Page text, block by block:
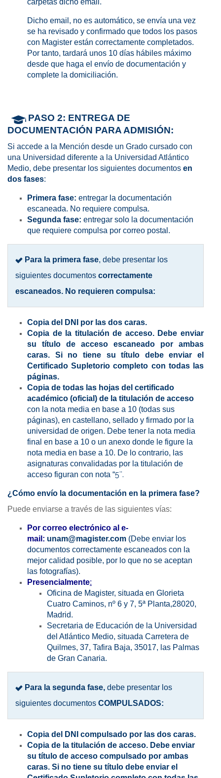
Dicho email, no es automático, se envía una vez
se ha revisado y confirmado que todos los pasos
con Magister están correctamente completados.
Por tanto, tardará unos 10 días hábiles máximo
desde que haga el envío de documentación y
complete la domiciliación.
PASO 2: ENTREGA DE
DOCUMENTACIÓN PARA ADMISIÓN:
Si accede a la Mención desde un Grado cursado con
una Universidad diferente a la Universidad Atlántico
Medio, debe presentar los siguientes documentos en
dos fases:
Primera fase: entregar la documentación
escaneada. No requiere compulsa.
Segunda fase: entregar solo la documentación
que requiere compulsa por correo postal.
Para la primera fase, debe presentar los
siguientes documentos correctamente
escaneados. No requieren compulsa:
Copia del DNI por las dos caras.
Copia de la titulación de acceso. Debe enviar
su título de acceso escaneado por ambas
caras. Si no tiene su título debe enviar el
Certificado Supletorio completo con todas las
páginas.
Copia de todas las hojas del certificado
académico (oficial) de la titulación de acceso
con la nota media en base a 10 (todas sus
páginas), en castellano, sellado y firmado por la
universidad de origen. Debe tener la nota media
final en base a 10 o un anexo donde le figure la
nota media en base a 10. De lo contrario, las
asignaturas convalidadas por la titulación de
acceso figuran con nota “5″.
¿Cómo envío la documentación en la primera fase?
Puede enviarse a través de las siguientes vías:
Por correo electrónico al e-
mail: unam@magister.com (Debe enviar los
documentos correctamente escaneados con la
mejor calidad posible, por lo que no se aceptan
las fotografías).
Presencialmente:
Oficina de Magister, situada en Glorieta
Cuatro Caminos, nº 6 y 7, 5ª Planta,28020,
Madrid.
Secretaria de Educación de la Universidad
del Atlántico Medio, situada Carretera de
Quilmes, 37, Tafira Baja, 35017, las Palmas
de Gran Canaria.
Para la segunda fase, debe presentar los
siguientes documentos COMPULSADOS:
Copia del DNI compulsado por las dos caras.
Copia de la titulación de acceso. Debe enviar
su título de acceso compulsado por ambas
caras. Si no tiene su título debe enviar el